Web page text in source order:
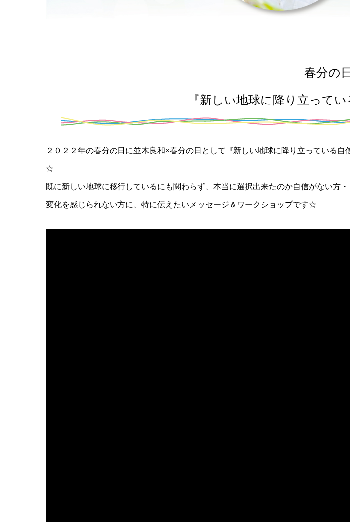
春分の
『新しい地球に降り立って
２０２２年の春分の日に並木良和×春分の日として『新しい地球に降り立っている
☆
既に新しい地球に移行しているにも関わらず、本当に選択出来たのか自信がない方
変化を感じられない方に、特に伝えたいメッセージ＆ワークショップです☆